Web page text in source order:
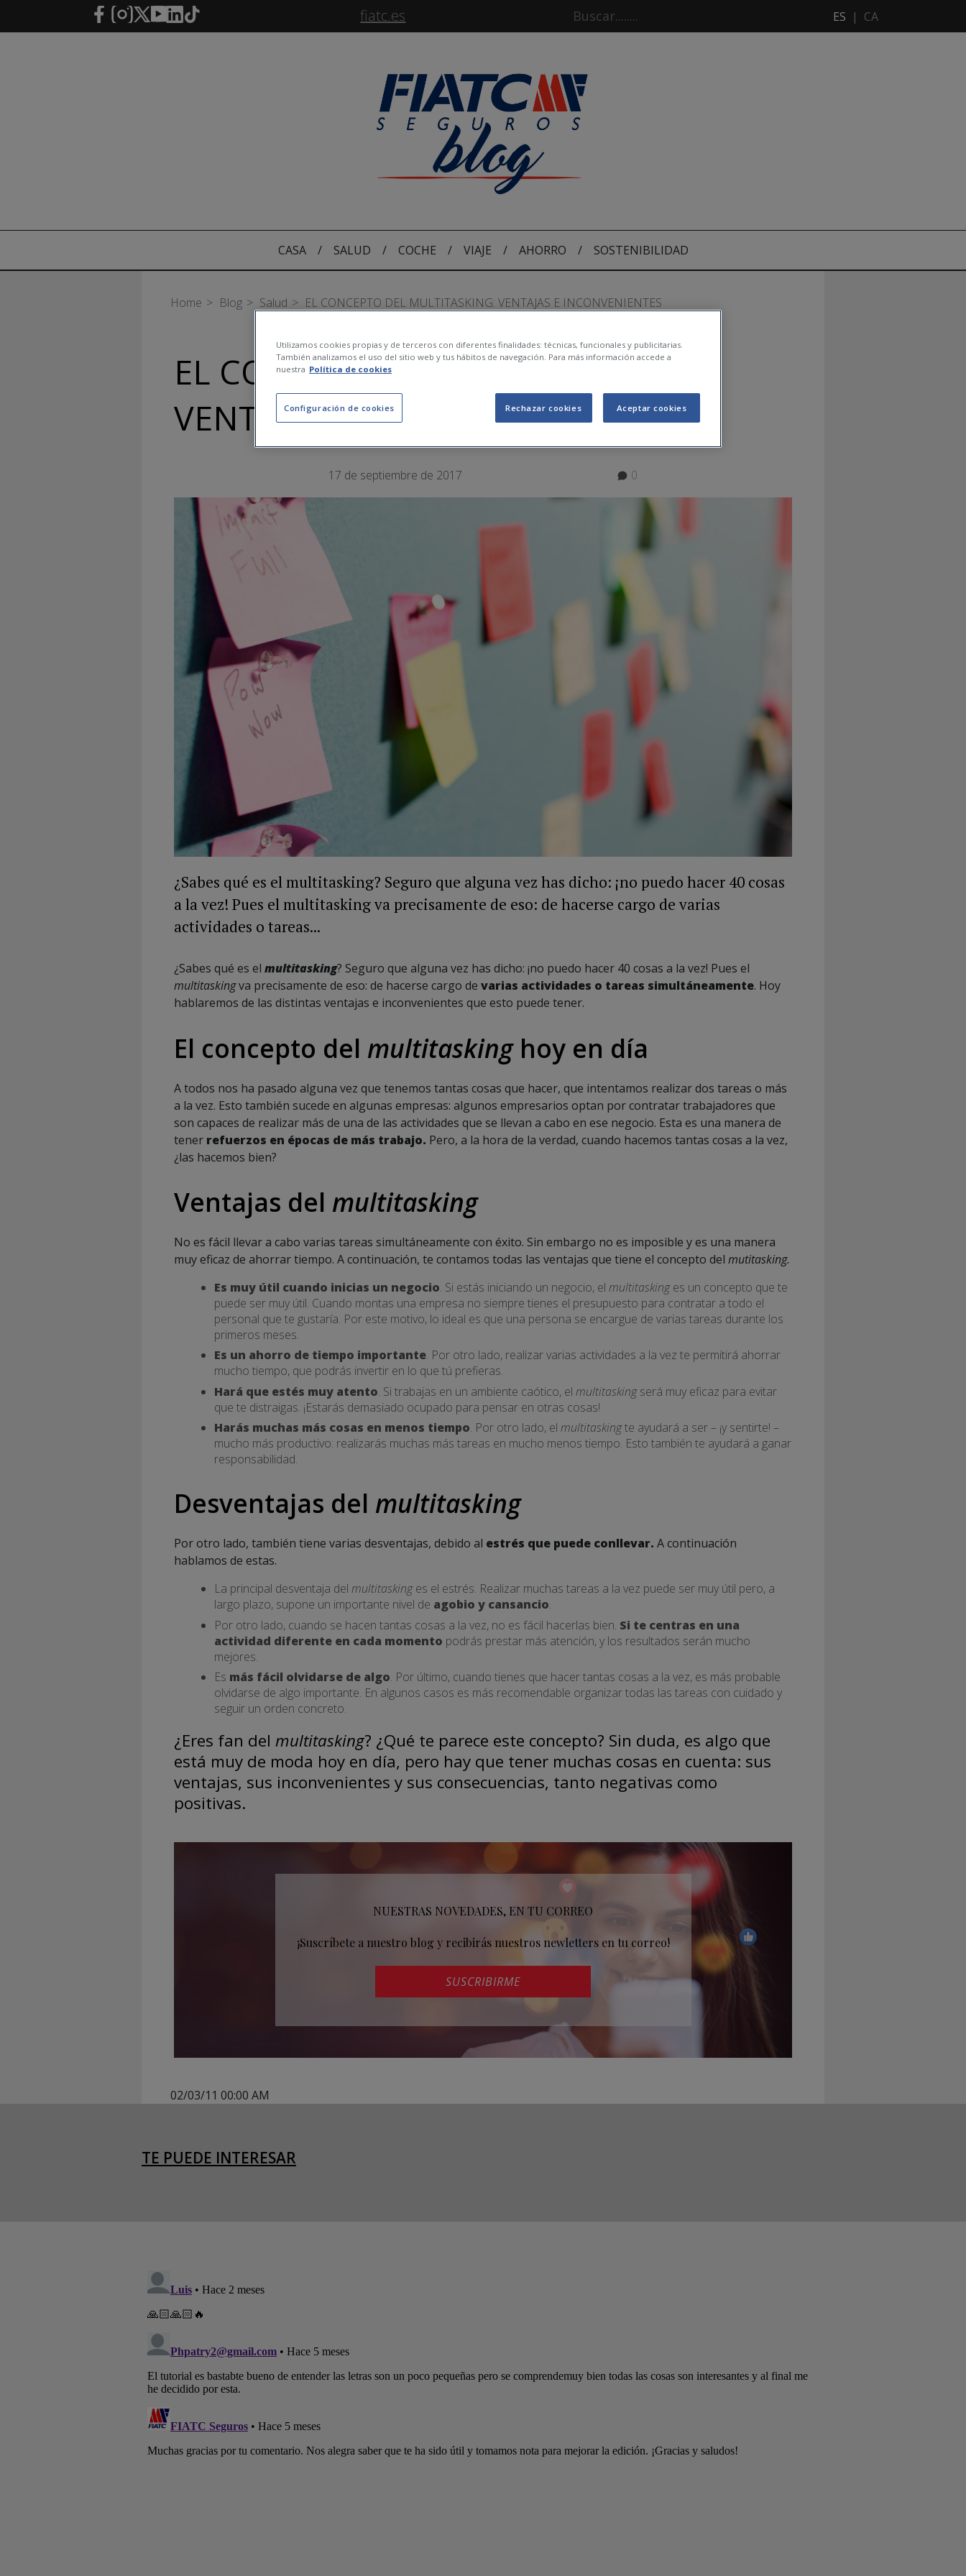
Saltar al contenido principal fiatc.es ES | CA
CASA / SALUD / COCHE / VIAJE / AHORRO / SOSTENIBILIDAD
Home Blog Salud EL CONCEPTO DEL MULTITASKING: VENTAJAS E INCONVENIENTES
EL CONCEPTO DEL MULTITASKING:
VENTAJAS E INCONVENIENTES
17 de septiembre de 2017 0
¿Sabes qué es el multitasking? Seguro que alguna vez has dicho: ¡no puedo hacer 40 cosas
a la vez! Pues el multitasking va precisamente de eso: de hacerse cargo de varias
actividades o tareas...
¿Sabes qué es el multitasking? Seguro que alguna vez has dicho: ¡no puedo hacer 40 cosas a la vez! Pues el
multitaskingva precisamente de eso: de hacerse cargo de varias actividades o tareas simultáneamente. Hoy
hablaremos de las distintas ventajas e inconvenientes que esto puede tener.
El concepto del multitaskinghoy en día
A todos nos ha pasado alguna vez que tenemos tantas cosas que hacer, que intentamos realizar dos tareas o más
a la vez. Esto también sucede en algunas empresas: algunos empresarios optan por contratar trabajadores que
son capaces de realizar más de una de las actividades que se llevan a cabo en ese negocio. Esta es una manera de
tener refuerzos en épocas de más trabajo. Pero, a la hora de la verdad, cuando hacemos tantas cosas a la vez,
¿las hacemos bien?
Ventajas del multitasking
No es fácil llevar a cabo varias tareas simultáneamente con éxito. Sin embargo no es imposible y es una manera
muy eficaz de ahorrar tiempo. A continuación, te contamos todas las ventajas que tiene el concepto del mutitasking.
Es muy útil cuando inicias un negocio. Si estás iniciando un negocio, el multitaskinges un concepto que te
puede ser muy útil. Cuando montas una empresa no siempre tienes el presupuesto para contratar a todo el
personal que te gustaría. Por este motivo, lo ideal es que una persona se encargue de varias tareas durante los
primeros meses.
Es un ahorro de tiempo importante. Por otro lado, realizar varias actividades a la vez te permitirá ahorrar
mucho tiempo, que podrás invertir en lo que tú prefieras.
Hará que estés muy atento. Si trabajas en un ambiente caótico, el multitaskingserá muy eficaz para evitar
que te distraigas. ¡Estarás demasiado ocupado para pensar en otras cosas!
Harás muchas más cosas en menos tiempo. Por otro lado, el multitaskingte ayudará a ser – ¡y sentirte! –
mucho más productivo: realizarás muchas más tareas en mucho menos tiempo. Esto también te ayudará a ganar
responsabilidad.
Desventajas del multitasking
Por otro lado, también tiene varias desventajas, debido al estrés que puede conllevar. A continuación
hablamos de estas.
La principal desventaja del multitaskinges el estrés. Realizar muchas tareas a la vez puede ser muy útil pero, a
largo plazo, supone un importante nivel de agobio y cansancio.
Por otro lado, cuando se hacen tantas cosas a la vez, no es fácil hacerlas bien. Si te centras en una
actividad diferente en cada momento podrás prestar más atención, y los resultados serán mucho
mejores.
Es más fácil olvidarse de algo. Por último, cuando tienes que hacer tantas cosas a la vez, es más probable
olvidarse de algo importante. En algunos casos es más recomendable organizar todas las tareas con cuidado y
seguir un orden concreto.
¿Eres fan del multitasking? ¿Qué te parece este concepto? Sin duda, es algo que
está muy de moda hoy en día, pero hay que tener muchas cosas en cuenta: sus
ventajas, sus inconvenientes y sus consecuencias, tanto negativas como
positivas.
NUESTRAS NOVEDADES, EN TU CORREO
¡Suscríbete a nuestro blog y recibirás nuestros newletters en tu correo!
SUSCRIBIRME
02/03/11 00:00 AM
TE PUEDE INTERESAR
Utilizamos cookies propias y de terceros con diferentes finalidades: técnicas, funcionales y publicitarias.
También analizamos el uso del sitio web y tus hábitos de navegación. Para más información accede a
nuestra Política de cookies
Configuración de cookies Rechazar cookies Aceptar cookies